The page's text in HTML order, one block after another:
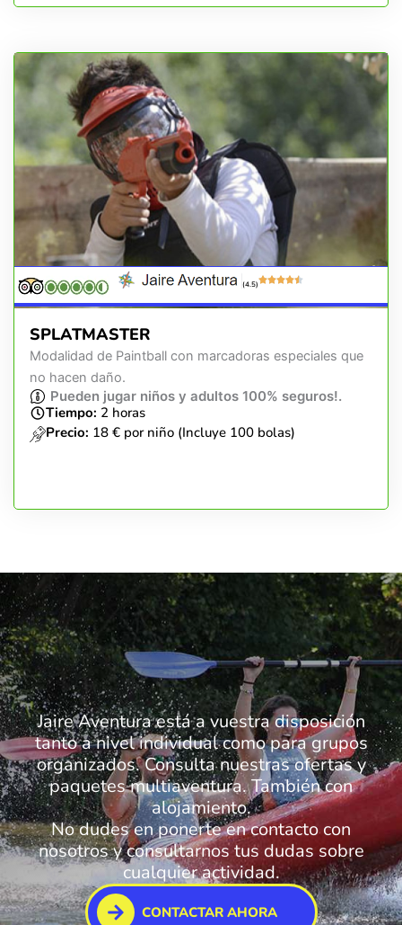
(4.5)
SPLATMASTER
Modalidad de Paintball con marcadoras especiales que
no hacen daño.
Pueden jugar niños y adultos 100% seguros!.
Tiempo: 2 horas
Precio: 18 € por niño (Incluye 100 bolas)
Jaire Aventura está a vuestra disposición
tanto a nivel individual como para grupos
organizados. Consulta nuestras ofertas y
paquetes multiaventura. También con
alojamiento.
No dudes en ponerte en contacto con
nosotros y consultarnos tus dudas sobre
cualquier actividad.
CONTACTAR AHORA